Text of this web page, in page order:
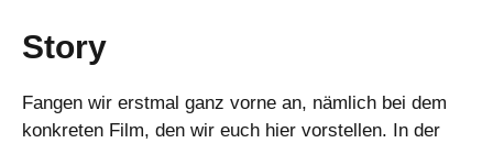
Story
Fangen wir erstmal ganz vorne an, nämlich bei dem
konkreten Film, den wir euch hier vorstellen. In der